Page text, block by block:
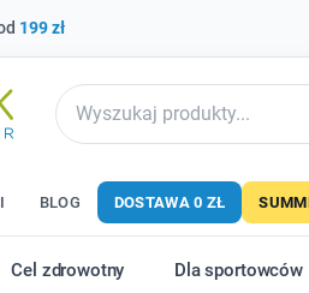
199 zł
BLOG DOSTAWA 0 ZŁ
Cel zdrowotny Dla sportowców